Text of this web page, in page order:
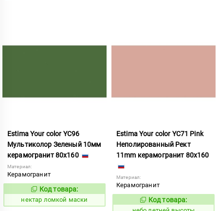
Estima Your color YC96
Мультиколор Зеленый 10мм
керамогранит 80x160
Материал:
Керамогранит
1131047
Код товара:
нектар ломкой маски
Estima Your color YC71 Pink
Неполированный Рект
11mm керамогранит 80x160
Материал:
Керамогранит
1115257
Код товара: